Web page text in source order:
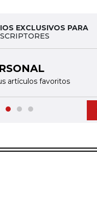
EXCLUSIVOS PARA
artículos favoritos